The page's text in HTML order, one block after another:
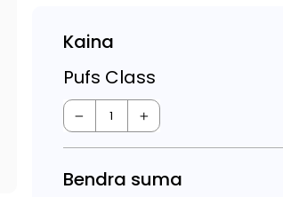
Kaina
Pufs Class
− +
Bendra suma